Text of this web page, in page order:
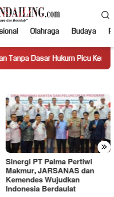
Olahraga Budaya
Hukum Picu Keresahan
»
Gara-gara Ucapan “Lu Punya
Otak Enggak?”, PWI Kecam
Sikap Merendahkan Hotman
Paris